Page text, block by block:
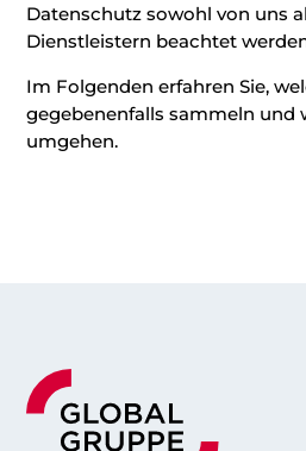
Datenschutz sowohl von uns
Dienstleistern beachtet
Im Folgenden erfahren Sie,
gegebenenfalls sammeln und
umgehen.